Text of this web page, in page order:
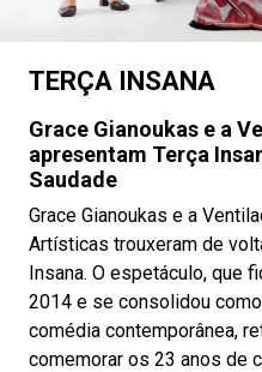
TERÇA INSANA
Grace Gianoukas e a
apresentam Terça
Saudade
Grace Gianoukas e a
Artísticas trouxeram de
Insana. O espetáculo, que
2014 e se consolidou
comédia contemporânea,
comemorar os 23 anos de